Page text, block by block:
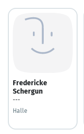
Fredericke
Schergun
---
Halle